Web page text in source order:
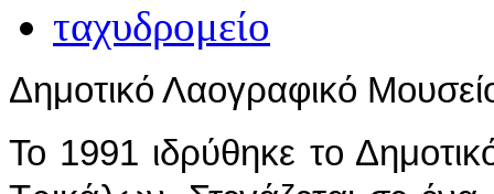
Δημοτικό Λαογραφικό
Το 1991 ιδρύθηκε το